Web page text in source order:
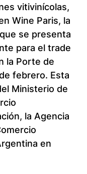
vitivinícolas,
Wine Paris, la
se presenta
para el trade
la Porte de
febrero. Esta
Ministerio de
la Agencia
en